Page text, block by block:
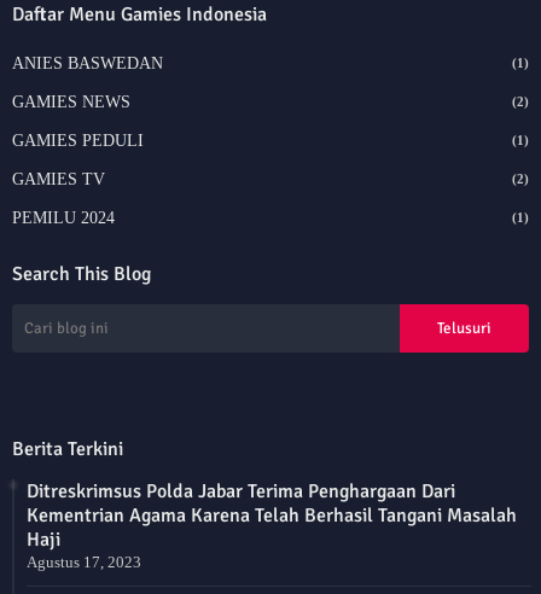
Daftar Menu Gamies Indonesia
ANIES BASWEDAN (1)
GAMIES NEWS (2)
GAMIES PEDULI (1)
GAMIES TV (2)
PEMILU 2024 (1)
Search This Blog
Berita Terkini
Ditreskrimsus Polda Jabar Terima Penghargaan Dari
Kementrian Agama Karena Telah Berhasil Tangani Masalah
Haji
Agustus 17, 2023